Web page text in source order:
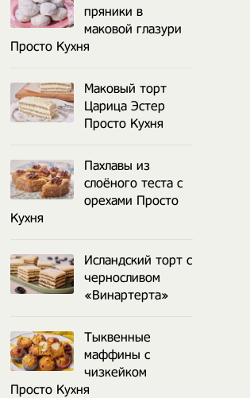
пряники в
маковой глазури
Просто Кухня
Маковый торт
Царица Эстер
Просто Кухня
Пахлавы из
слоёного теста с
орехами Просто
Кухня
Исландский торт с
черносливом
«Винартерта»
Тыквенные
маффины с
чизкейком
Просто Кухня